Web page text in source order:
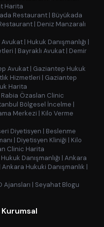
Harita
Restaurant | Büyükada
| Deniz Manzaralı
Avukat | Hukuk Danışmanlığı |
| Bayraklı Avukat | Demir
Avukat | Gaziantep Hukuk
Hizmetleri | Gaziantep
Harita
Rabia Özaslan Clinic
Bölgesel İncelme |
Merkezi | Kilo Verme
Diyetisyen | Beslenme
| Diyetisyen Kliniği | Kilo
Clinic Harita
Hukuk Danışmanlığı | Ankara
Ankara Hukuki Danışmanlık |
Ajansları | Seyahat Blogu
Kurumsal